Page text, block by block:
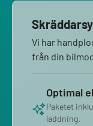
Vi har
från din
Optimal
Paketet
laddning.